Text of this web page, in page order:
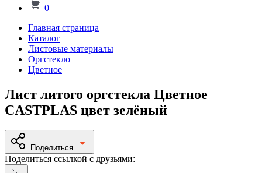
0
Главная страница
Каталог
Листовые материалы
Оргстекло
Цветное
Лист литого оргстекла Цветное
СASTPLAS цвет зелёный
Поделиться
Поделиться ссылкой с друзьями: